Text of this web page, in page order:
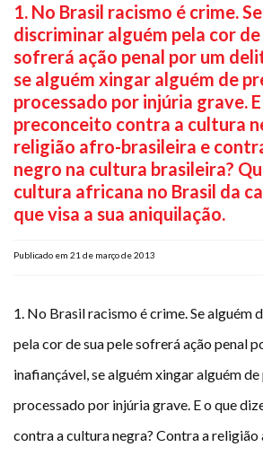
1. No Brasil racismo é crime.
discriminar alguém pela cor de
sofrerá ação penal por um
se alguém xingar alguém de
processado por injúria grave.
preconceito contra a cultura
religião afro-brasileira e
negro na cultura brasileira?
cultura africana no Brasil da
que visa a sua aniquilação.
Publicado em 21 de março de 2013
1. No Brasil racismo é crime. Se alguém
pela cor de sua pele sofrerá ação penal
inafiançável, se alguém xingar alguém
processado por injúria grave. E o que
contra a cultura negra? Contra a
Casa do Alto
Sede Campestre
Nossos Convênios
Gympass Wellhub
Seguro Auto
Plano de Saúde
Assistência Funeral
Pós-graduação